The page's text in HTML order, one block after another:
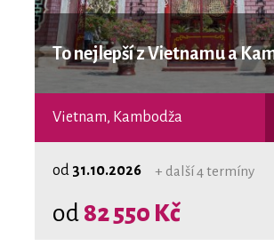
To nejlepší z Vietnamu a
Vietnam, Kambodža
od 31.10.2026 + další 4 termíny
od 82 550 Kč